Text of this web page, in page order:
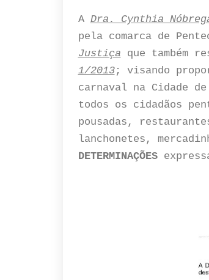
A Dra. Cynthia
pela comarca de
Justiça que também
1/2013; visando
carnaval na Cidade
todos os cidadãos
pousadas,
lanchonetes,
DETERMINAÇÕES